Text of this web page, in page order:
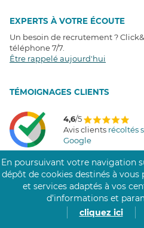
EXPERTS À VOTRE ÉCOUTE
Un besoin de recrutement ?
téléphone 7/7
Être rappelé aujourd'hui
TÉMOIGNAGES CLIENTS
4,6/5
Avis clients récoltés
Google
COMMUNAUTÉ CLICK&CARE
En poursuivant votre navigation
dépôt de cookies destinés à
et services adaptés à vos
d’informations et
cliquez ici